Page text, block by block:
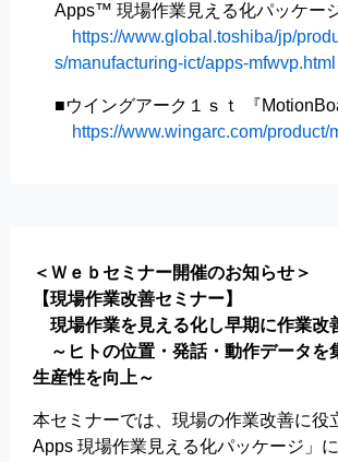
Apps™ 現場作業見える化パッケージ
https://www.global.toshiba/jp/
s/manufacturing-ict/apps-mfwvp.html
■ウイングアーク１ｓｔ 『
https://www.wingarc.com/product/
＜Ｗｅｂセミナー開催のお知らせ＞
【現場作業改善セミナー】
現場作業を見える化し早期に作業改
～ヒトの位置・発話・動作データを
生産性を向上～
本セミナーでは、現場の作業改善に役
Apps 現場作業見える化パッケージ」